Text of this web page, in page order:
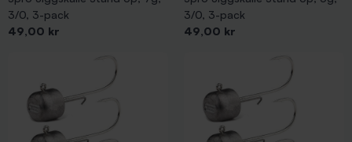
3/0, 3-pack
Pris
49,00 kr
3/0, 3-pack
Pris
49,00 kr